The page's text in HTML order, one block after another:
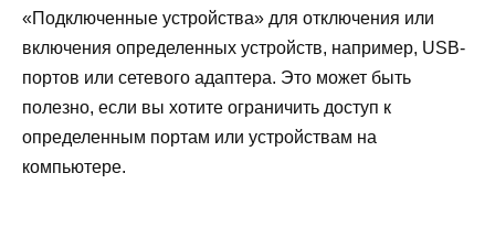
«Подключенные устройства» для отключения или
включения определенных устройств, например, USB-
портов или сетевого адаптера. Это может быть
полезно, если вы хотите ограничить доступ к
определенным портам или устройствам на
компьютере.